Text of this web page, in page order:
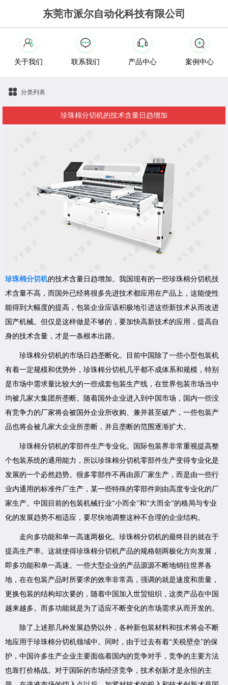
东莞市派尔自动化科技有限公司
关于我们 联系我们 产品中心 案例中心
分类列表
珍珠棉分切机的技术含量日趋增加
珍珠棉分切机的技术含量日趋增加。我国现有的一些珍珠棉分切机技
术含量不高，而国外已经将很多先进技术都应用在产品上，这能使性
能得到大幅度的提高，包装企业应该积极地引进这些新技术从而改进
国产机械。但仅是这样做是不够的，要加快高新技术的应用，提高自
身的技术含量，才是一条根本出路。
珍珠棉分切机的市场日趋垄断化。目前中国除了一些小型包装机
有着一定规模和优势外，珍珠棉分切机几乎都不成体系和规模，特别
是市场中需求量比较大的一些成套包装生产线，在世界包装市场当中
均被几家大集团所垄断。随着国外企业进入到中国市场，国内一些没
有竞争力的厂家将会被国外企业所收购、兼并甚至破产，一些包装产
品也将会被几家大企业所垄断，并且垄断的范围逐渐扩大。
珍珠棉分切机的零部件生产专业化。国际包装界非常重视提高整
个包装系统的通用能力，所以珍珠棉分切机零部件生产变得专业化是
发展的一个必然趋势。很多零部件不再由原厂家生产，而是由一些行
业内通用的标准件厂生产，某一些特殊的零部件则由高度专业化的厂
家生产。中国目前的包装机械行业“小而全”和“大而全”的格局与专业
化的发展趋势不相适应，要尽快地调整这种不合理的企业结构。
走向多功能和单一高速两极化。珍珠棉分切机的最终目的就在于
提高生产率。这就使得珍珠棉分切机产品的规格朝两极化方向发展，
即多功能和单一高速。一些大型企业的产品源源不断地销往世界各
地，在在包装产品时所要求的效率非常高，强调的就是速度和质量，
更换包装的结构却次要的，随着中国加入世贸组织，这类产品在中国
越来越多。而多功能就是为了适应不断变化的市场需求从而开发的。
除了上述那几种发展趋势以外，各种新包装材料和技术将会不断
地应用于珍珠棉分切机领域中。同时，由于过去有着“关税壁垒”的保
护，中国许多生产企业主要面临着国内的竞争对手，竞争的主要方法
也靠打价格战。对于国际的市场经济竞争，技术创新才是永恒的主